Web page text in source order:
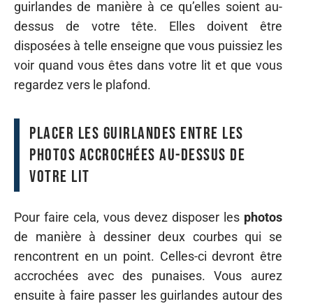
guirlandes de manière à ce qu’elles soient au-
dessus de votre tête. Elles doivent être
disposées à telle enseigne que vous puissiez les
voir quand vous êtes dans votre lit et que vous
regardez vers le plafond.
Placer les guirlandes entre les
photos accrochées au-dessus de
votre lit
Pour faire cela, vous devez disposer les photos
de manière à dessiner deux courbes qui se
rencontrent en un point. Celles-ci devront être
accrochées avec des punaises. Vous aurez
ensuite à faire passer les guirlandes autour des